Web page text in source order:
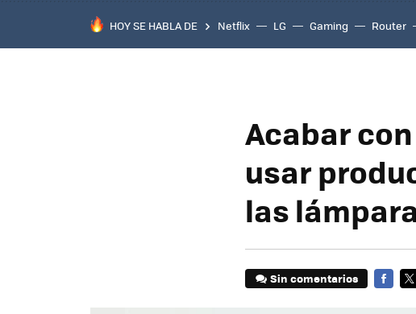
HOY SE HABLA DE Netflix LG Gaming Router
Acabar
usar
las
Sin comentarios